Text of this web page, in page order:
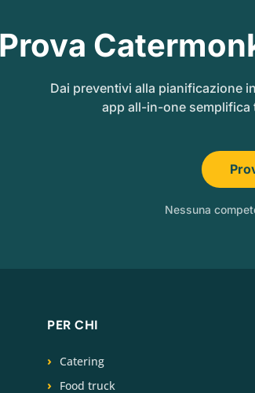
Prova
Dai preventivi alla pianificazione
app all-in-one semplifica
Nessuna
PER CHI
Catering
Food truck